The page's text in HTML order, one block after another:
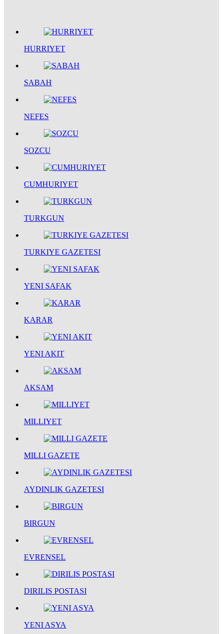
HURRIYET
SABAH
NEFES
SOZCU
CUMHURIYET
TURKGUN
TURKIYE GAZETESI
YENI SAFAK
KARAR
YENI AKIT
AKSAM
MILLIYET
MILLI GAZETE
AYDINLIK GAZETESI
BIRGUN
EVRENSEL
DIRILIS POSTASI
YENI ASYA